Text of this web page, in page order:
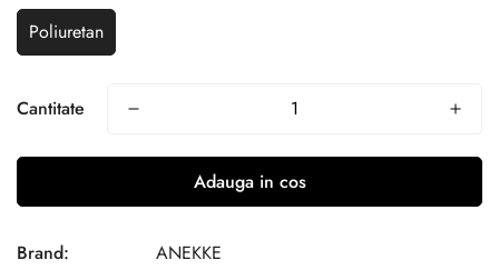
Poliuretan
Cantitate
Adauga in cos
Brand:
ANEKKE